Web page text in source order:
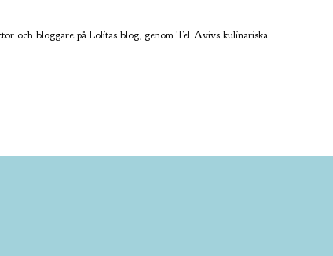
och bloggare på Lolitas blog, genom Tel Avivs kulinariska